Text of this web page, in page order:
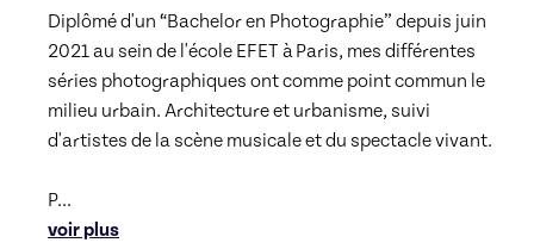
Diplômé d'un “Bachelor en Photographie” depuis juin
2021 au sein de l'école EFET à Paris, mes différentes
séries photographiques ont comme point commun le
milieu urbain. Architecture et urbanisme, suivi
d'artistes de la scène musicale et du spectacle vivant.
P...
voir plus